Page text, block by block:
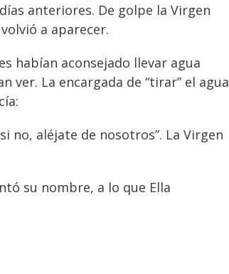
anteriores. De golpe la Virgen
a aparecer.
habían aconsejado llevar agua
ver. La encargada de “tirar” el agua
no, aléjate de nosotros”. La Virgen
su nombre, a lo que Ella